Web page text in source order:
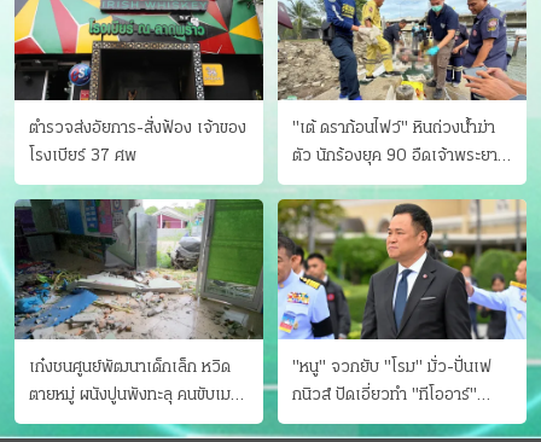
ตำรวจส่งอัยการ-สั่งฟ้อง เจ้าของ
โรงเบียร์ 37 ศพ
"เต้ ดราก้อนไฟว์" หินถ่วงน้ำฆ่า
ตัว นักร้องยุค 90 อืดเจ้าพระยา
แฟนหาตัววุ่น เครียดธุรกิจ!
เก๋งชนศูนย์พัฒนาเด็กเล็ก หวิด
ตายหมู่ ผนังปูนพังทะลุ คนขับเมา
ยา
"หนู" จวกยับ "โรม" มั่ว-ปั่นเฟ
กนิวส์ ปัดเอี่ยวทํา "ทีโออาร์"
ต้นทางโกงสอบฉาว